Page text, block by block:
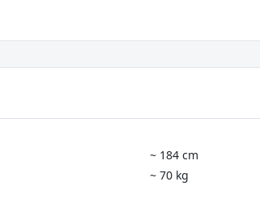
~ 184 cm
~ 70 kg